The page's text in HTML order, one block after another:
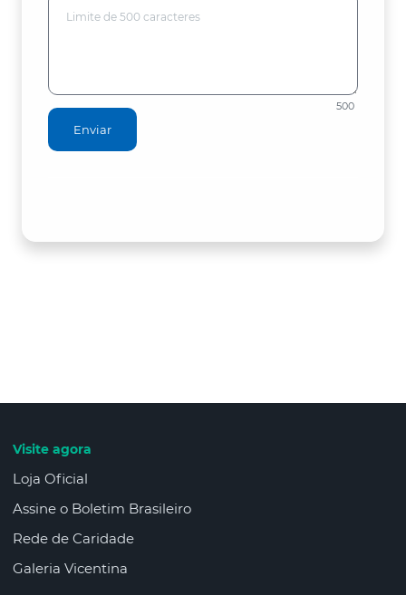
500
Enviar
Visite agora
Loja Oficial
Assine o Boletim Brasileiro
Rede de Caridade
Galeria Vicentina